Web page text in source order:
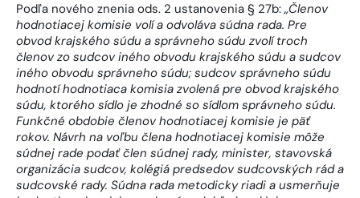
Podľa nového znenia ods. 2 ustanovenia § 27b:„Členov
hodnotiacej komisie volí a odvoláva súdna rada. Pre
obvod krajského súdu a správneho súdu zvolí troch
členov zo sudcov iného obvodu krajského súdu a sudcov
iného obvodu správneho súdu; sudcov správneho súdu
hodnotí hodnotiaca komisia zvolená pre obvod krajského
súdu, ktorého sídlo je zhodné so sídlom správneho súdu.
Funkčné obdobie členov hodnotiacej komisie je päť
rokov. Návrh na voľbu člena hodnotiacej komisie môže
súdnej rade podať člen súdnej rady, minister, stavovská
organizácia sudcov, kolégiá predsedov sudcovských rád a
sudcovské rady. Súdna rada metodicky riadi a usmerňuje